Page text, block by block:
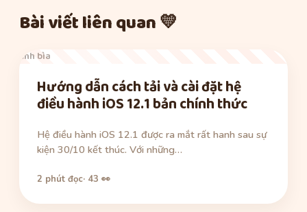
Bài viết liên quan 💛
ảnh bìa
Hướng dẫn cách tải và cài đặt hệ
điều hành iOS 12.1 bản chính thức
Hệ điều hành iOS 12.1 được ra mắt rất hanh sau sự
kiện 30/10 kết thúc. Với những…
2 phút đọc· 43 👀